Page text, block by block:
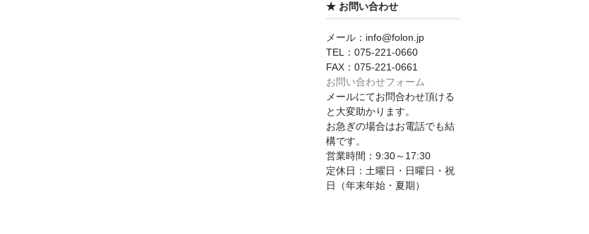
★ お問い合わせ
メール：info@folon.jp
TEL：075-221-0660
FAX：075-221-0661
お問い合わせフォーム
メールにてお問合わせ頂ける
と大変助かります。
お急ぎの場合はお電話でも結
構です。
営業時間：9:30～17:30
定休日：土曜日・日曜日・祝
日（年末年始・夏期）